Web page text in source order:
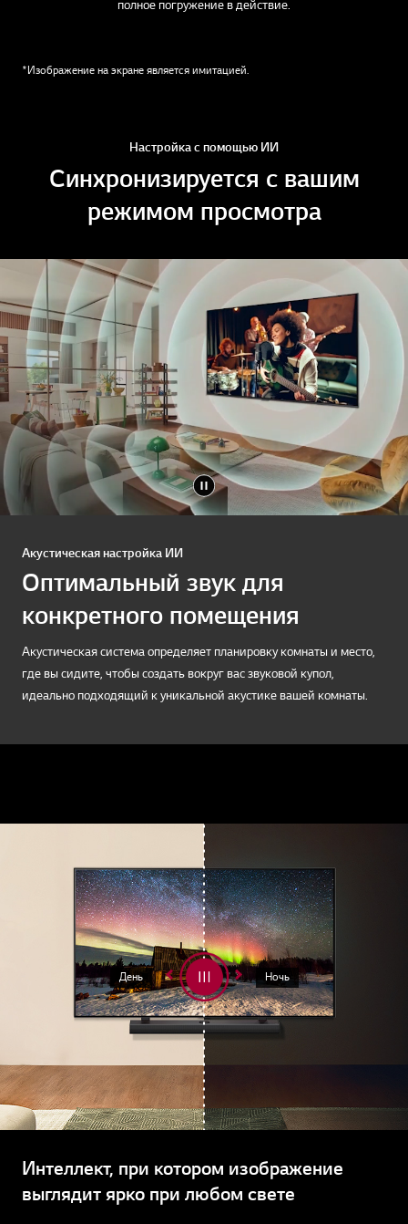
полное погружение в действие.
*Изображение на экране является имитацией.
Настройка с помощью ИИ
Синхронизируется с вашим
режимом просмотра
Акустическая настройка ИИ
Оптимальный звук для
конкретного помещения
Акустическая система определяет планировку комнаты и место,
где вы сидите, чтобы создать вокруг вас звуковой купол,
идеально подходящий к уникальной акустике вашей комнаты.
День Ночь
Интеллект, при котором изображение
выглядит ярко при любом свете